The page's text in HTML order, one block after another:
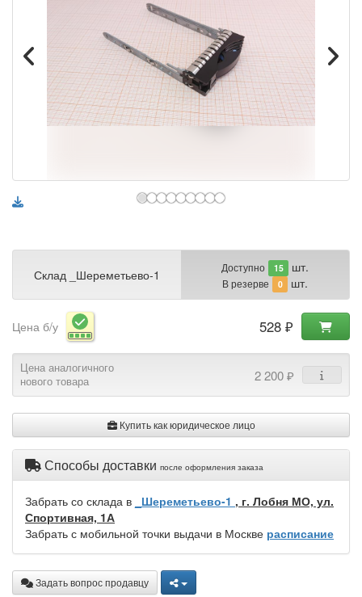
Склад _Шереметьево-1 Доступно 15 шт.
В резерве 0 шт.
Цена б/у 528 ₽
Цена аналогичного
нового товара
2 200 ₽
Купить как юридическое лицо
Способы доставки после оформления заказа
Забрать со склада в _Шереметьево-1 , г. Лобня МО, ул.
Спортивная, 1А
Забрать с мобильной точки выдачи в Москве расписание
Задать вопрос продавцу